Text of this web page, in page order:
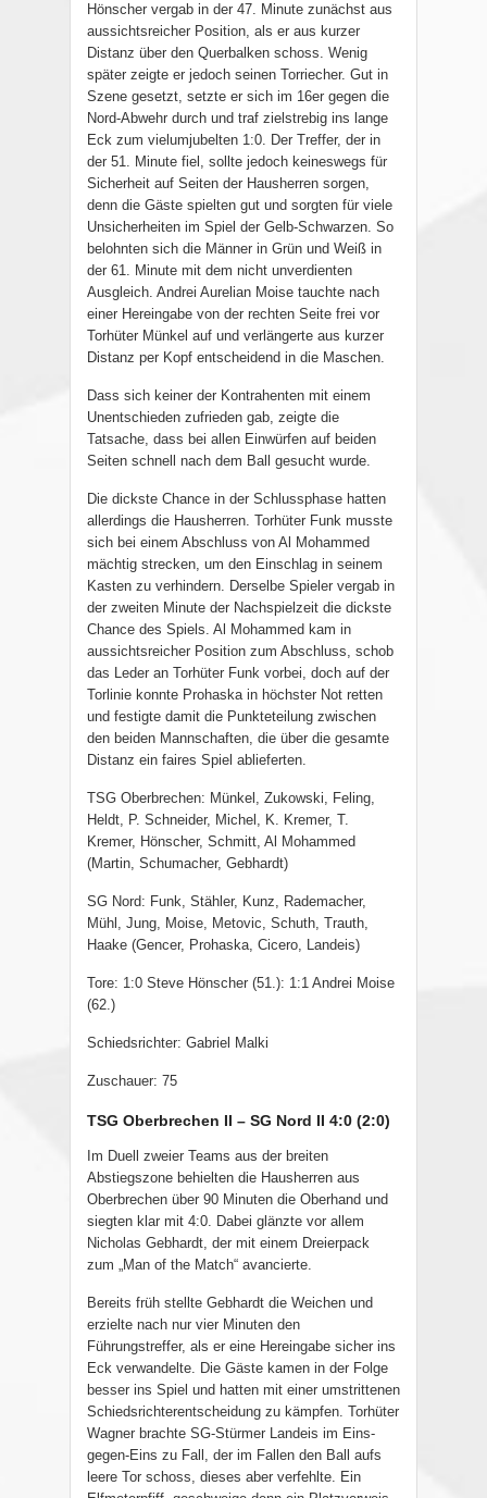
Hönscher vergab in der 47. Minute zunächst aus
aussichtsreicher Position, als er aus kurzer
Distanz über den Querbalken schoss. Wenig
später zeigte er jedoch seinen Torriecher. Gut in
Szene gesetzt, setzte er sich im 16er gegen die
Nord-Abwehr durch und traf zielstrebig ins lange
Eck zum vielumjubelten 1:0. Der Treffer, der in
der 51. Minute fiel, sollte jedoch keineswegs für
Sicherheit auf Seiten der Hausherren sorgen,
denn die Gäste spielten gut und sorgten für viele
Unsicherheiten im Spiel der Gelb-Schwarzen. So
belohnten sich die Männer in Grün und Weiß in
der 61. Minute mit dem nicht unverdienten
Ausgleich. Andrei Aurelian Moise tauchte nach
einer Hereingabe von der rechten Seite frei vor
Torhüter Münkel auf und verlängerte aus kurzer
Distanz per Kopf entscheidend in die Maschen.
Dass sich keiner der Kontrahenten mit einem
Unentschieden zufrieden gab, zeigte die
Tatsache, dass bei allen Einwürfen auf beiden
Seiten schnell nach dem Ball gesucht wurde.
Die dickste Chance in der Schlussphase hatten
allerdings die Hausherren. Torhüter Funk musste
sich bei einem Abschluss von Al Mohammed
mächtig strecken, um den Einschlag in seinem
Kasten zu verhindern. Derselbe Spieler vergab in
der zweiten Minute der Nachspielzeit die dickste
Chance des Spiels. Al Mohammed kam in
aussichtsreicher Position zum Abschluss, schob
das Leder an Torhüter Funk vorbei, doch auf der
Torlinie konnte Prohaska in höchster Not retten
und festigte damit die Punkteteilung zwischen
den beiden Mannschaften, die über die gesamte
Distanz ein faires Spiel ablieferten.
TSG Oberbrechen: Münkel, Zukowski, Feling,
Heldt, P. Schneider, Michel, K. Kremer, T.
Kremer, Hönscher, Schmitt, Al Mohammed
(Martin, Schumacher, Gebhardt)
SG Nord: Funk, Stähler, Kunz, Rademacher,
Mühl, Jung, Moise, Metovic, Schuth, Trauth,
Haake (Gencer, Prohaska, Cicero, Landeis)
Tore: 1:0 Steve Hönscher (51.): 1:1 Andrei Moise
(62.)
Schiedsrichter: Gabriel Malki
Zuschauer: 75
TSG Oberbrechen II – SG Nord II 4:0 (2:0)
Im Duell zweier Teams aus der breiten
Abstiegszone behielten die Hausherren aus
Oberbrechen über 90 Minuten die Oberhand und
siegten klar mit 4:0. Dabei glänzte vor allem
Nicholas Gebhardt, der mit einem Dreierpack
zum „Man of the Match“ avancierte.
Bereits früh stellte Gebhardt die Weichen und
erzielte nach nur vier Minuten den
Führungstreffer, als er eine Hereingabe sicher ins
Eck verwandelte. Die Gäste kamen in der Folge
besser ins Spiel und hatten mit einer umstrittenen
Schiedsrichterentscheidung zu kämpfen. Torhüter
Wagner brachte SG-Stürmer Landeis im Eins-
gegen-Eins zu Fall, der im Fallen den Ball aufs
leere Tor schoss, dieses aber verfehlte. Ein